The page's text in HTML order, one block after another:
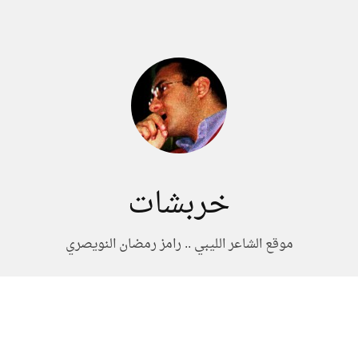
خربشات
موقع الشاعر الليبي .. رامز رمضان النويصري